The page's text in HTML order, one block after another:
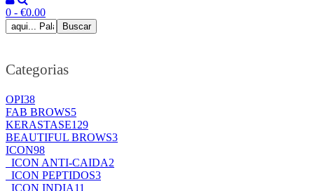
0 - €0.00
Categorias
OPI38
FAB BROWS5
KERASTASE129
BEAUTIFUL BROWS3
ICON98
ICON ANTI-CAIDA2
ICON PEPTIDOS3
ICON INDIA11